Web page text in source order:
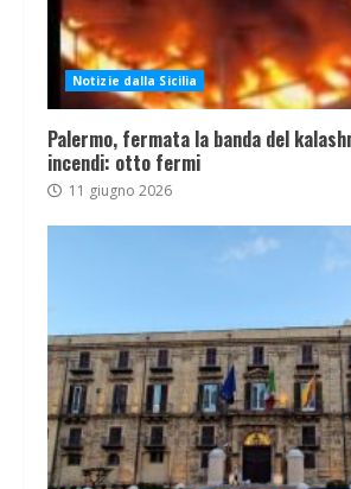
Notizie dalla Sicilia
Palermo, fermata la banda del
incendi: otto fermi
11 giugno 2026